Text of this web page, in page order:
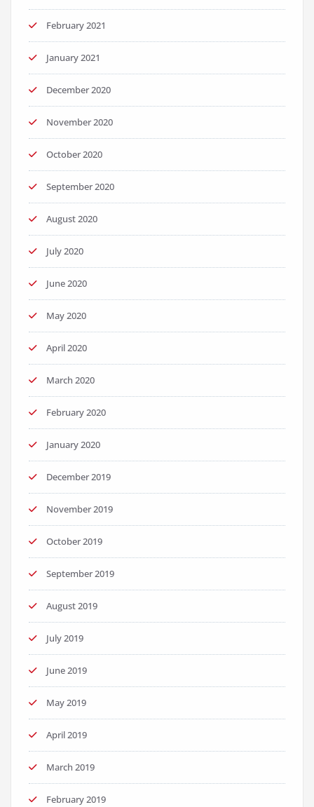
February 2021
January 2021
December 2020
November 2020
October 2020
September 2020
August 2020
July 2020
June 2020
May 2020
April 2020
March 2020
February 2020
January 2020
December 2019
November 2019
October 2019
September 2019
August 2019
July 2019
June 2019
May 2019
April 2019
March 2019
February 2019